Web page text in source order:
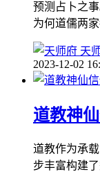
预测占卜之
为何道儒两
天
2023-12-02
道教神
道教作为承
步丰富构建